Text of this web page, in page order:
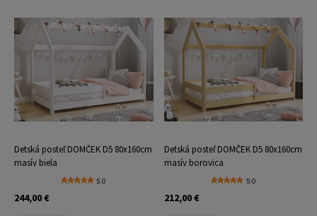
Detská posteľ DOMČEK D5 80x160cm
masív biela
5.0
244,00 €
Detská posteľ DOMČEK D5 80x160cm
masív borovica
5.0
212,00 €